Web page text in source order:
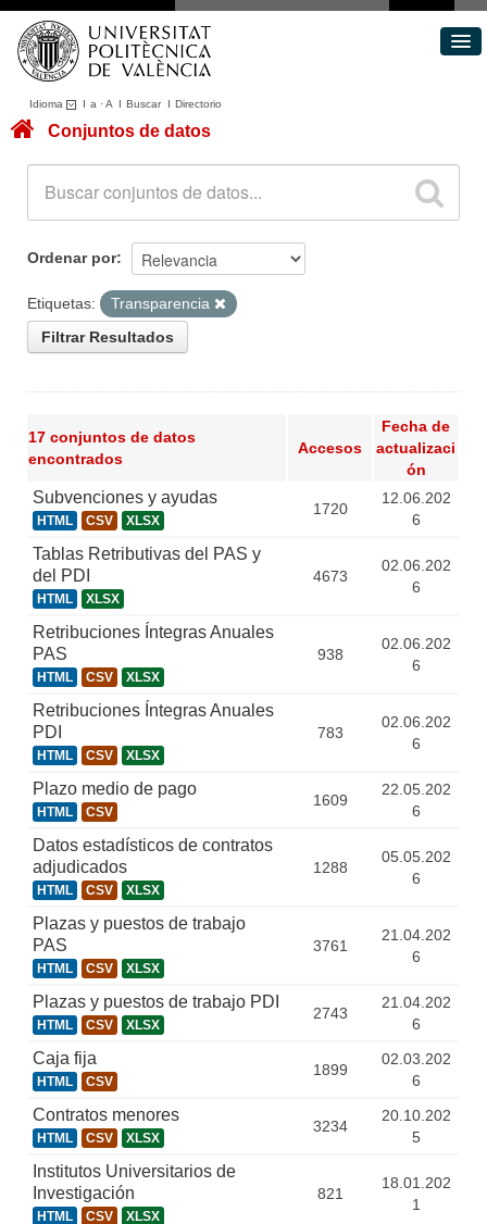
Idioma I a ·A I BuscarI Directorio
Conjuntos de datos
Acerca de
Portal de Transparencia
Conjuntos de datos
Ordenar por
Etiquetas:
Transparencia
Filtrar Resultados
17 conjuntos de datos
encontrados
Accesos
Fecha de
actualizaci
ón
Subvenciones y ayudas
HTML CSV XLSX
1720
12.06.202
6
Tablas Retributivas del PAS y
del PDI
HTML XLSX
4673
02.06.202
6
Retribuciones Íntegras Anuales
PAS
HTML CSV XLSX
938
02.06.202
6
Retribuciones Íntegras Anuales
PDI
HTML CSV XLSX
783
02.06.202
6
Plazo medio de pago
HTML CSV
1609
22.05.202
6
Datos estadísticos de contratos
adjudicados
HTML CSV XLSX
1288
05.05.202
6
Plazas y puestos de trabajo
PAS
HTML CSV XLSX
3761
21.04.202
6
Plazas y puestos de trabajo PDI
HTML CSV XLSX
2743
21.04.202
6
Caja fija
HTML CSV
1899
02.03.202
6
Contratos menores
HTML CSV XLSX
3234
20.10.202
5
Institutos Universitarios de
Investigación
HTML CSV XLSX
821
18.01.202
1